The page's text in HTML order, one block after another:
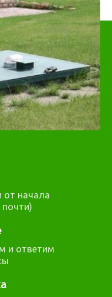
от начала
и ответим